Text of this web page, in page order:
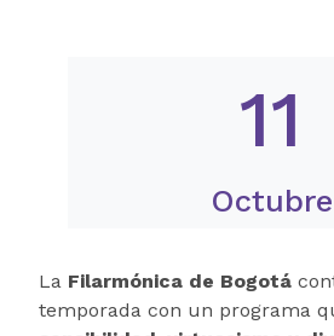
11
Octubre
La Filarmónica de Bogotá
temporada con un programa